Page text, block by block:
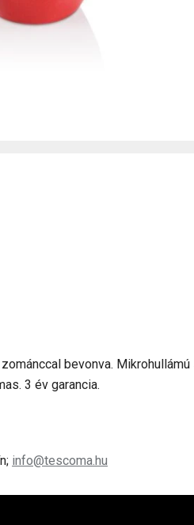
bevonva. Mikrohullámú
3 év garancia.
info@tescoma.hu